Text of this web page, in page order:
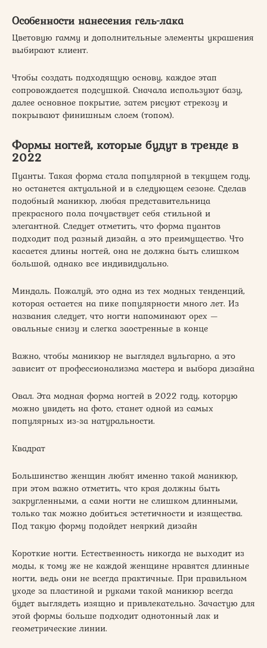
Особенности нанесения гель-лака
Цветовую гамму и дополнительные элементы украшения
выбирают клиент.
Чтобы создать подходящую основу, каждое этап
сопровождается подсушкой. Сначала используют базу,
далее основное покрытие, затем рисуют стрекозу и
покрывают финишным слоем (топом).
Формы ногтей, которые будут в тренде в
2022
Пуанты. Такая форма стала популярной в текущем году,
но останется актуальной и в следующем сезоне. Сделав
подобный маникюр, любая представительница
прекрасного пола почувствует себя стильной и
элегантной. Следует отметить, что форма пуантов
подходит под разный дизайн, а это преимущество. Что
касается длины ногтей, она не должна быть слишком
большой, однако все индивидуально.
Миндаль. Пожалуй, это одна из тех модных тенденций,
которая остается на пике популярности много лет. Из
названия следует, что ногти напоминают орех —
овальные снизу и слегка заостренные в конце
Важно, чтобы маникюр не выглядел вульгарно, а это
зависит от профессионализма мастера и выбора дизайна
Овал. Эта модная форма ногтей в 2022 году, которую
можно увидеть на фото, станет одной из самых
популярных из-за натуральности.
Квадрат
Большинство женщин любят именно такой маникюр,
при этом важно отметить, что края должны быть
закругленными, а сами ногти не слишком длинными,
только так можно добиться эстетичности и изящества.
Под такую форму подойдет неяркий дизайн
Короткие ногти. Естественность никогда не выходит из
моды, к тому же не каждой женщине нравятся длинные
ногти, ведь они не всегда практичные. При правильном
уходе за пластиной и руками такой маникюр всегда
будет выглядеть изящно и привлекательно. Зачастую для
этой формы больше подходит однотонный лак и
геометрические линии.